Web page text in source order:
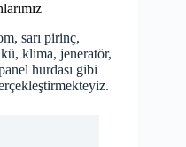
sarı pirinç,
klima, jeneratör,
hurdası gibi